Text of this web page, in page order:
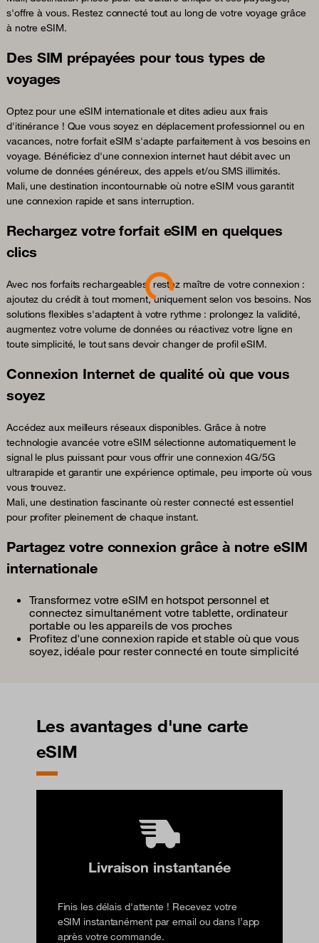
s'offre à vous. Restez connecté tout au long de votre voyage grâce
à notre eSIM.
Des SIM prépayées pour tous types de
voyages
Optez pour une eSIM internationale et dites adieu aux frais
d'itinérance ! Que vous soyez en déplacement professionnel ou en
vacances, notre forfait eSIM s'adapte parfaitement à vos besoins en
voyage. Bénéficiez d'une connexion internet haut débit avec un
volume de données généreux, des appels et/ou SMS illimités.
Mali, une destination incontournable où notre eSIM vous garantit
une connexion rapide et sans interruption.
Rechargez votre forfait eSIM en quelques
clics
Avec nos forfaits rechargeables, restez maître de votre connexion :
ajoutez du crédit à tout moment, uniquement selon vos besoins. Nos
solutions flexibles s'adaptent à votre rythme : prolongez la validité,
augmentez votre volume de données ou réactivez votre ligne en
toute simplicité, le tout sans devoir changer de profil eSIM.
Connexion Internet de qualité où que vous
soyez
Accédez aux meilleurs réseaux disponibles. Grâce à notre
technologie avancée votre eSIM sélectionne automatiquement le
signal le plus puissant pour vous offrir une connexion 4G/5G
ultrarapide et garantir une expérience optimale, peu importe où vous
vous trouvez.
Mali, une destination fascinante où rester connecté est essentiel
pour profiter pleinement de chaque instant.
Partagez votre connexion grâce à notre eSIM
internationale
Transformez votre eSIM en hotspot personnel et
connectez simultanément votre tablette, ordinateur
portable ou les appareils de vos proches
Profitez d'une connexion rapide et stable où que vous
soyez, idéale pour rester connecté en toute simplicité
Les avantages d'une carte
eSIM
Livraison instantanée
Finis les délais d'attente ! Recevez votre
eSIM instantanément par email ou dans l’app
après votre commande.
Loading...